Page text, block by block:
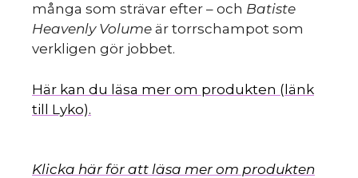
många som strävar efter – och Batiste
Heavenly Volume är torrschampot som
verkligen gör jobbet.
Här kan du läsa mer om produkten (länk
till Lyko).
Klicka här för att läsa mer om produkten